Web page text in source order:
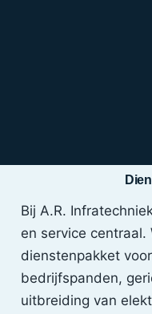
Bij A.R.
en service
dienstenpakket
bedrijfspanden,
uitbreiding van